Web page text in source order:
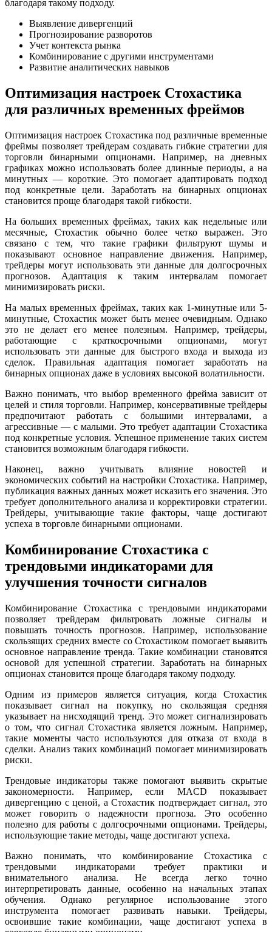
благодаря такому подходу.
Выявление дивергенций
Прогнозирование разворотов
Учет контекста рынка
Комбинирование с другими инструментами
Развитие аналитических навыков
Оптимизация настроек Стохастика
для различных временных фреймов
Оптимизация настроек Стохастика под различные временные
фреймы позволяет трейдерам создавать гибкие стратегии для
торговли бинарными опционами. Например, на дневных
графиках можно использовать более длинные периоды, а на
минутных — короткие. Это помогает адаптировать подход
под конкретные цели. Заработать на бинарных опционах
становится проще благодаря такой гибкости.
На больших временных фреймах, таких как недельные или
месячные, Стохастик обычно более четко выражен. Это
связано с тем, что такие графики фильтруют шумы и
показывают основное направление движения. Например,
трейдеры могут использовать эти данные для долгосрочных
прогнозов. Адаптация к таким интервалам помогает
минимизировать риски.
На малых временных фреймах, таких как 1-минутные или 5-
минутные, Стохастик может быть менее очевидным. Однако
это не делает его менее полезным. Например, трейдеры,
работающие с краткосрочными опционами, могут
использовать эти данные для быстрого входа и выхода из
сделок. Правильная адаптация помогает заработать на
бинарных опционах даже в условиях высокой волатильности.
Важно понимать, что выбор временного фрейма зависит от
целей и стиля торговли. Например, консервативные трейдеры
предпочитают работать с большими интервалами, а
агрессивные — с малыми. Это требует адаптации Стохастика
под конкретные условия. Успешное применение таких систем
становится возможным благодаря гибкости.
Наконец, важно учитывать влияние новостей и
экономических событий на настройки Стохастика. Например,
публикация важных данных может исказить его значения. Это
требует дополнительного анализа и корректировки стратегии.
Трейдеры, учитывающие такие факторы, чаще достигают
успеха в торговле бинарными опционами.
Комбинирование Стохастика с
трендовыми индикаторами для
улучшения точности сигналов
Комбинирование Стохастика с трендовыми индикаторами
позволяет трейдерам фильтровать ложные сигналы и
повышать точность прогнозов. Например, использование
скользящих средних вместе со Стохастиком помогает выявить
основное направление тренда. Такие комбинации становятся
основой для успешной стратегии. Заработать на бинарных
опционах становится проще благодаря такому подходу.
Одним из примеров является ситуация, когда Стохастик
показывает сигнал на покупку, но скользящая средняя
указывает на нисходящий тренд. Это может сигнализировать
о том, что сигнал Стохастика является ложным. Например,
такие моменты часто используются для отказа от входа в
сделки. Анализ таких комбинаций помогает минимизировать
риски.
Трендовые индикаторы также помогают выявить скрытые
закономерности. Например, если MACD показывает
дивергенцию с ценой, а Стохастик подтверждает сигнал, это
может говорить о надежности прогноза. Это особенно
полезно для работы с долгосрочными опционами. Трейдеры,
использующие такие методы, чаще достигают успеха.
Важно понимать, что комбинирование Стохастика с
трендовыми индикаторами требует практики и
внимательного анализа. Не всегда легко точно
интерпретировать данные, особенно на начальных этапах
обучения. Однако регулярное использование этого
инструмента помогает развивать навыки. Трейдеры,
освоившие такие комбинации, чаще достигают успеха в